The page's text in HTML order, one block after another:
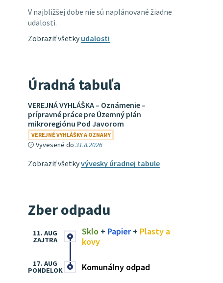
V najbližšej dobe nie sú naplánované žiadne
udalosti.
Zobraziť všetkyudalosti
Úradná tabuľa
VEREJNÁ VYHLÁŠKA – Oznámenie –
prípravné práce pre Územný plán
mikroregiónu Pod Javorom
VEREJNÉ VYHLÁŠKY A OZNAMY
Vyvesené do 31.8.2026
Zobraziť všetkyvývesky úradnej tabule
Zber odpadu
Sklo + Papier+ Plasty a
kovy
11. AUG
ZAJTRA
Komunálny odpad
17. AUG
PONDELOK